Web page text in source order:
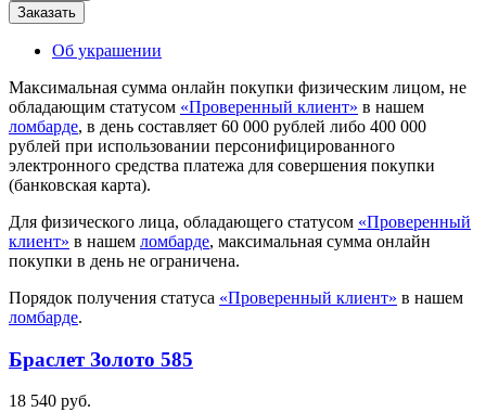
Заказать
Об украшении
Максимальная сумма онлайн покупки физическим лицом, не
обладающим статусом «Проверенный клиент» в нашем
ломбарде, в день составляет 60 000 рублей либо 400 000
рублей при использовании персонифицированного
электронного средства платежа для совершения покупки
(банковская карта).
Для физического лица, обладающего статусом «Проверенный
клиент» в нашем ломбарде, максимальная сумма онлайн
покупки в день не ограничена.
Порядок получения статуса «Проверенный клиент» в нашем
ломбарде.
Браслет Золото 585
18 540 руб.